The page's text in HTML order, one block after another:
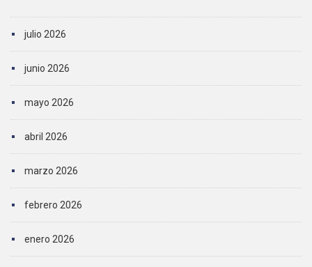
julio 2026
junio 2026
mayo 2026
abril 2026
marzo 2026
febrero 2026
enero 2026